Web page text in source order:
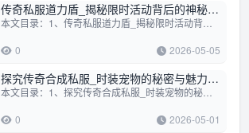
传奇私服道力盾_揭秘限时活动背后的神秘力
量(揭秘九天传奇私服_锻造套装背后隐藏的
0
2026-05-05
探究传奇合成私服_时装宠物的秘密与魅力
(当经典邂逅传奇_鹿鼎记私服时装套装，谁
0
2026-05-01